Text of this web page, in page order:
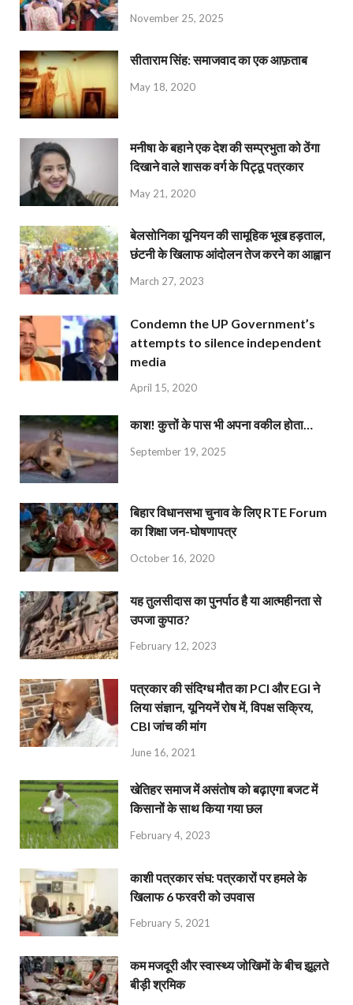
November 25, 2025
सीताराम सिंह: समाजवाद का एक आफ़ताब
May 18, 2020
मनीषा के बहाने एक देश की सम्प्रभुता को ठेंगा
दिखाने वाले शासक वर्ग के पिट्ठू पत्रकार
May 21, 2020
बेलसोनिका यूनियन की सामूहिक भूख हड़ताल,
छंटनी के खिलाफ आंदोलन तेज करने का आह्वान
March 27, 2023
Condemn the UP Government’s
attempts to silence independent
media
April 15, 2020
काश! कुत्तों के पास भी अपना वकील होता…
September 19, 2025
बिहार विधानसभा चुनाव के लिए RTE Forum
का शिक्षा जन-घोषणापत्र
October 16, 2020
यह तुलसीदास का पुनर्पाठ है या आत्महीनता से
उपजा कुपाठ?
February 12, 2023
पत्रकार की संदिग्ध मौत का PCI और EGI ने
लिया संज्ञान, यूनियनें रोष में, विपक्ष सक्रिय,
CBI जांच की मांग
June 16, 2021
खेतिहर समाज में असंतोष को बढ़ाएगा बजट में
किसानों के साथ किया गया छल
February 4, 2023
काशी पत्रकार संघ: पत्रकारों पर हमले के
खिलाफ 6 फरवरी को उपवास
February 5, 2021
कम मजदूरी और स्वास्थ्य जोखिमों के बीच झूलते
बीड़ी श्रमिक